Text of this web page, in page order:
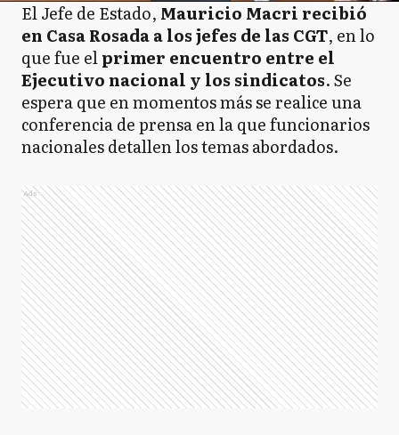
El Jefe de Estado, Mauricio Macri recibió
en Casa Rosada a los jefes de las CGT, en lo
que fue elprimer encuentro entre el
Ejecutivo nacional y los sindicatos. Se
espera que en momentos más se realice una
conferencia de prensa en la que funcionarios
nacionales detallen los temas abordados.
Ads